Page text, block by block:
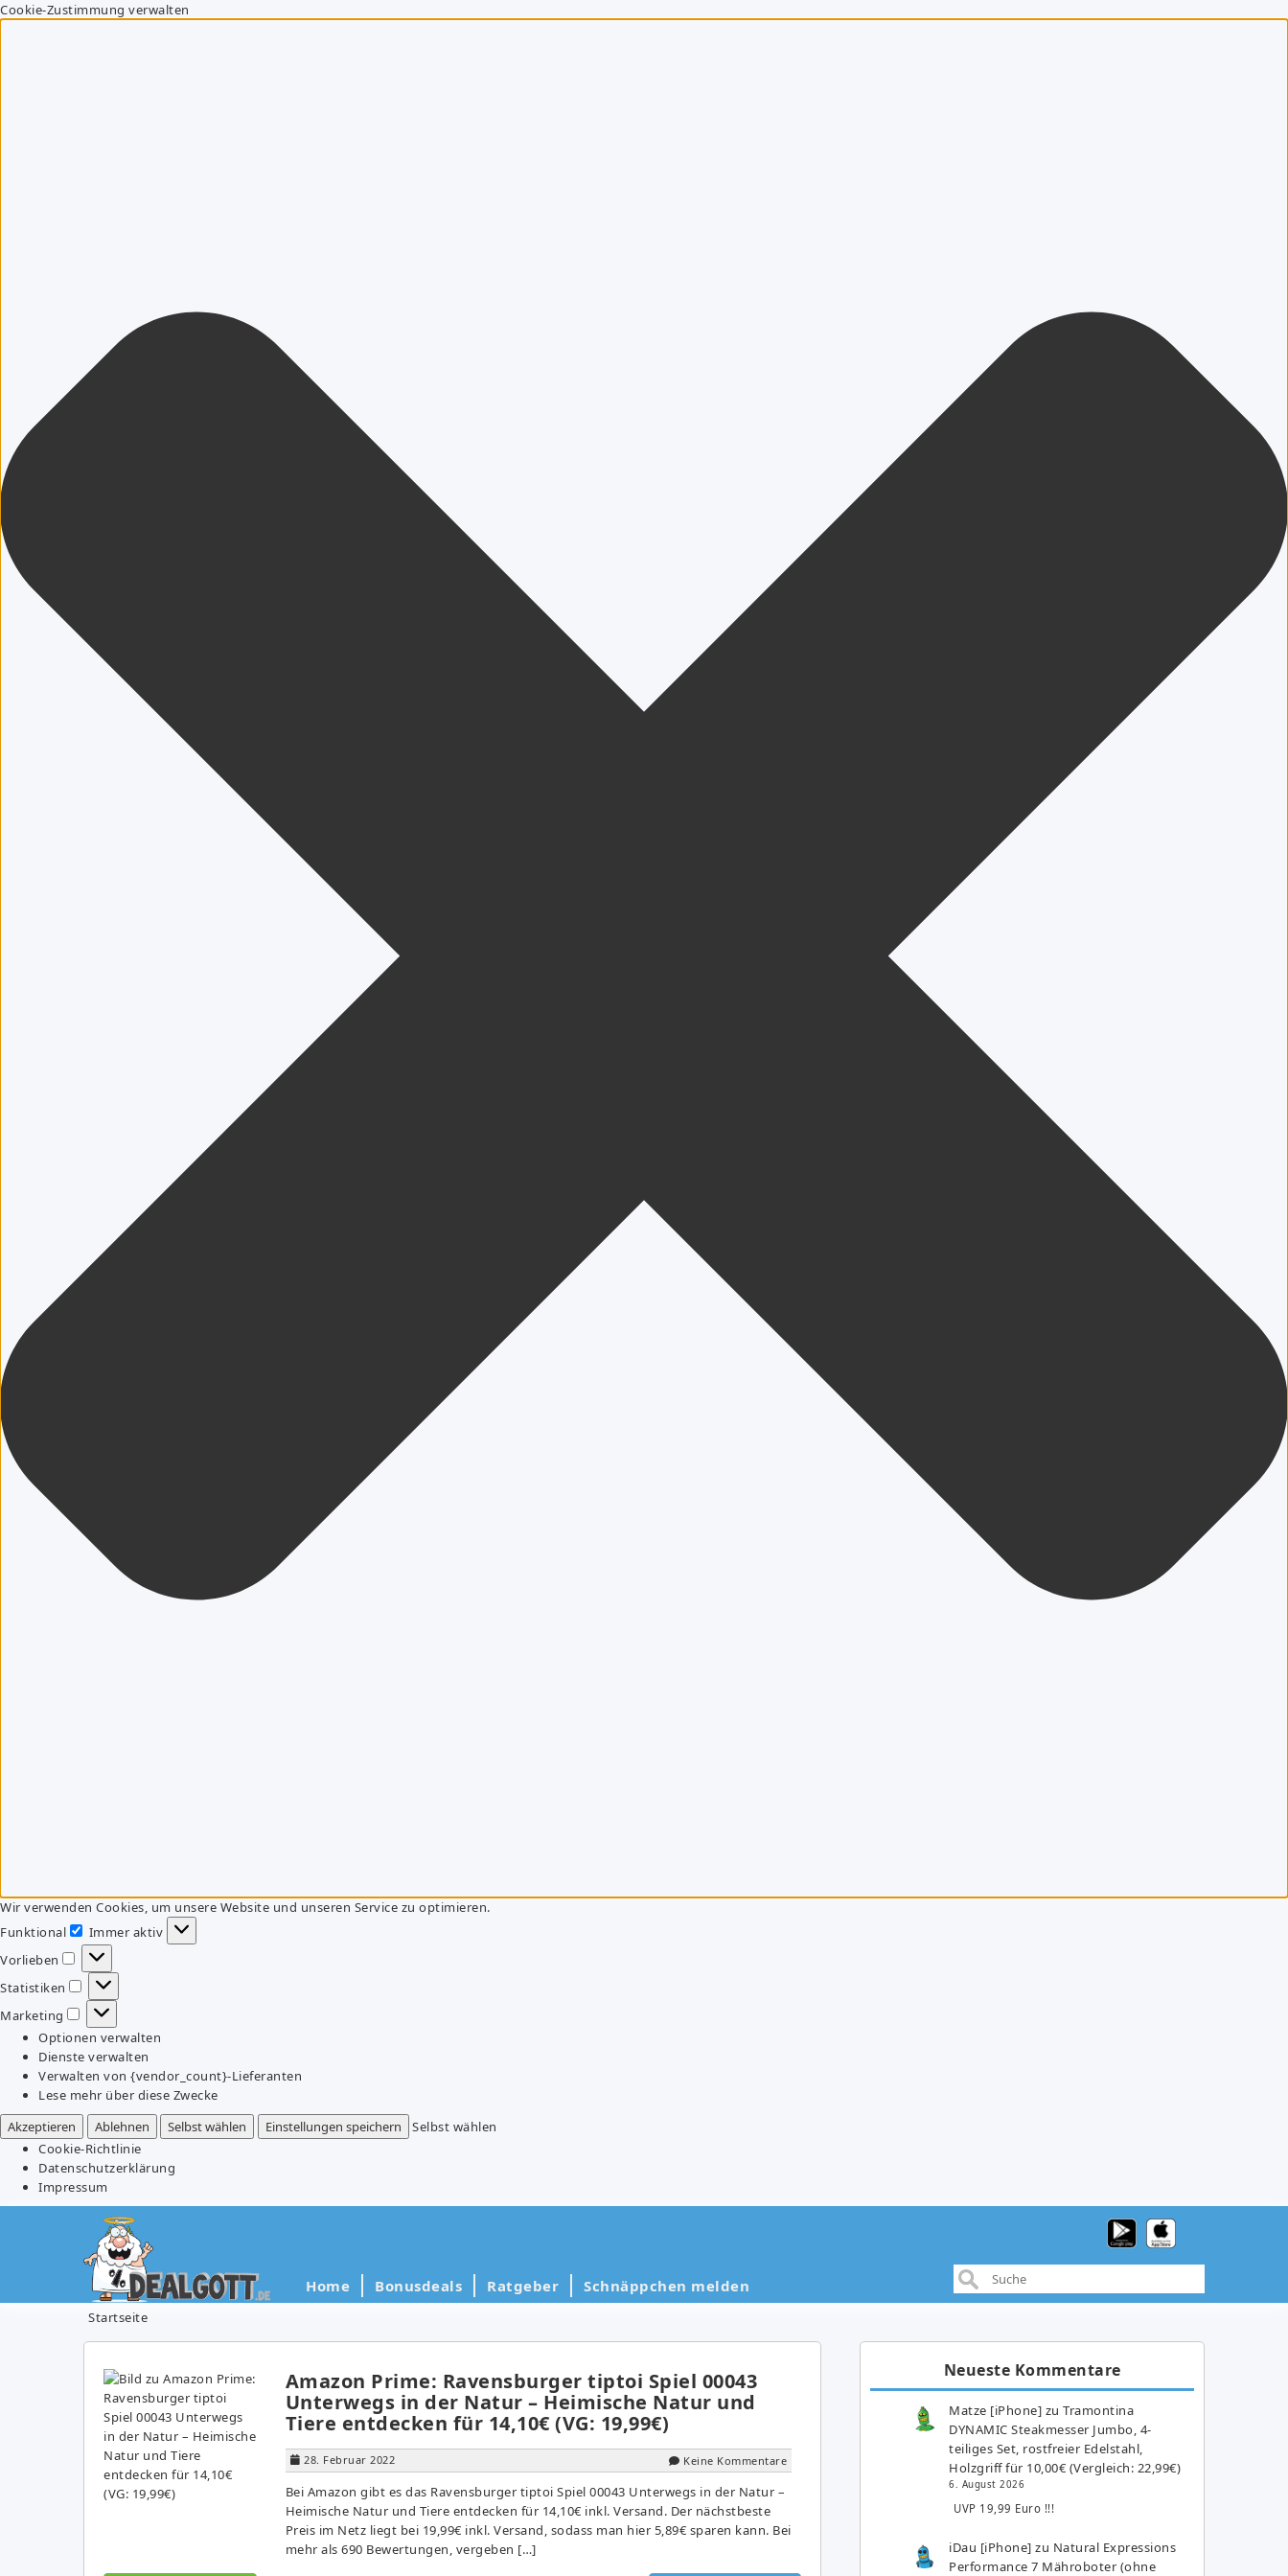
Cookie-Zustimmung verwalten
Wir verwenden Cookies, um unsere Website und unseren Service zu optimieren.
Funktional
Funktional
Immer aktiv
Vorlieben
Vorlieben
Statistiken
Statistiken
Marketing
Marketing
Optionen verwalten
Dienste verwalten
Verwalten von {vendor_count}-Lieferanten
Lese mehr über diese Zwecke
Akzeptieren
Ablehnen Selbst wählen Einstellungen speichern
Selbst wählen
Cookie-Richtlinie
Datenschutzerklärung
Impressum
Home Bonusdeals Ratgeber Schnäppchen melden
Startseite
Amazon Prime: Ravensburger tiptoi Spiel 00043
Unterwegs in der Natur – Heimische Natur und
Tiere entdecken für 14,10€ (VG: 19,99€)
28. Februar 2022 Keine Kommentare
Bei Amazon gibt es das Ravensburger tiptoi Spiel 00043 Unterwegs in der Natur –
Heimische Natur und Tiere entdecken für 14,10€ inkl. Versand. Der nächstbeste
Preis im Netz liegt bei 19,99€ inkl. Versand, sodass man hier 5,89€ sparen kann. Bei
mehr als 690 Bewertungen, vergeben […]
Neueste Kommentare
Matze [iPhone] zuTramontina
DYNAMIC Steakmesser Jumbo, 4-
teiliges Set, rostfreier Edelstahl,
Holzgriff für 10,00€ (Vergleich: 22,99€)
6. August 2026
UVP 19,99 Euro !!!
iDau [iPhone] zu Natural Expressions
Performance 7 Mähroboter (ohne